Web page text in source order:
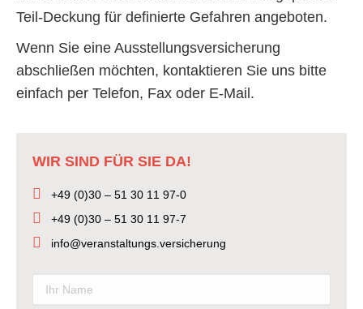
Teil-Deckung für definierte Gefahren angeboten.
Wenn Sie eine Ausstellungsversicherung
abschließen möchten, kontaktieren Sie uns bitte
einfach per Telefon, Fax oder E-Mail.
WIR SIND FÜR SIE DA!
+49 (0)30 – 51 30 11 97-0
+49 (0)30 – 51 30 11 97-7
info@veranstaltungs.versicherung